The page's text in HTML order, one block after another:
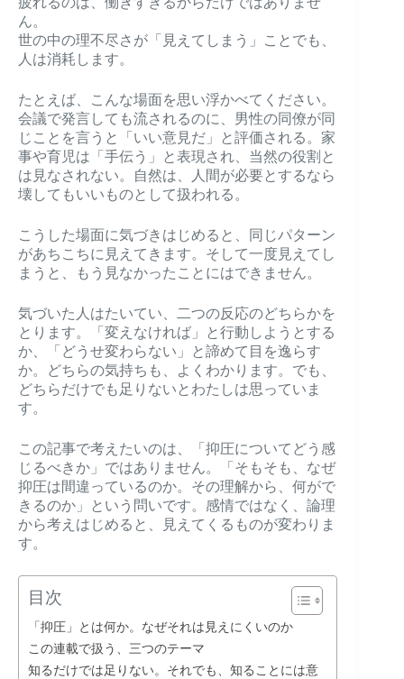
ん。
世の中の理不尽さが「見えてしまう」ことでも、
人は消耗します。
たとえば、こんな場面を思い浮かべてください。
会議で発言しても流されるのに、男性の同僚が同
じことを言うと「いい意見だ」と評価される。家
事や育児は「手伝う」と表現され、当然の役割と
は見なされない。自然は、人間が必要とするなら
壊してもいいものとして扱われる。
こうした場面に気づきはじめると、同じパターン
があちこちに見えてきます。そして一度見えてし
まうと、もう見なかったことにはできません。
気づいた人はたいてい、二つの反応のどちらかを
とります。「変えなければ」と行動しようとする
か、「どうせ変わらない」と諦めて目を逸らす
か。どちらの気持ちも、よくわかります。でも、
どちらだけでも足りないとわたしは思っていま
す。
この記事で考えたいのは、「抑圧についてどう感
じるべきか」ではありません。「そもそも、なぜ
抑圧は間違っているのか。その理解から、何がで
きるのか」という問いです。感情ではなく、論理
から考えはじめると、見えてくるものが変わりま
す。
目次
「抑圧」とは何か。なぜそれは見えにくいのか
この連載で扱う、三つのテーマ
知るだけでは足りない。それでも、知ることには意